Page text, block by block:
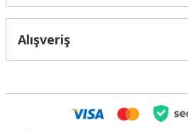
Alışveriş